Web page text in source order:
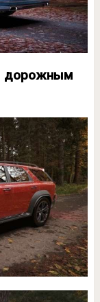
дорожным